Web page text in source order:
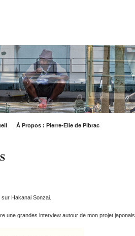
À Propos : Pierre-Elie de Pibrac
Hakanai Sonzai.
une grandes interview autour de mon projet japonais.